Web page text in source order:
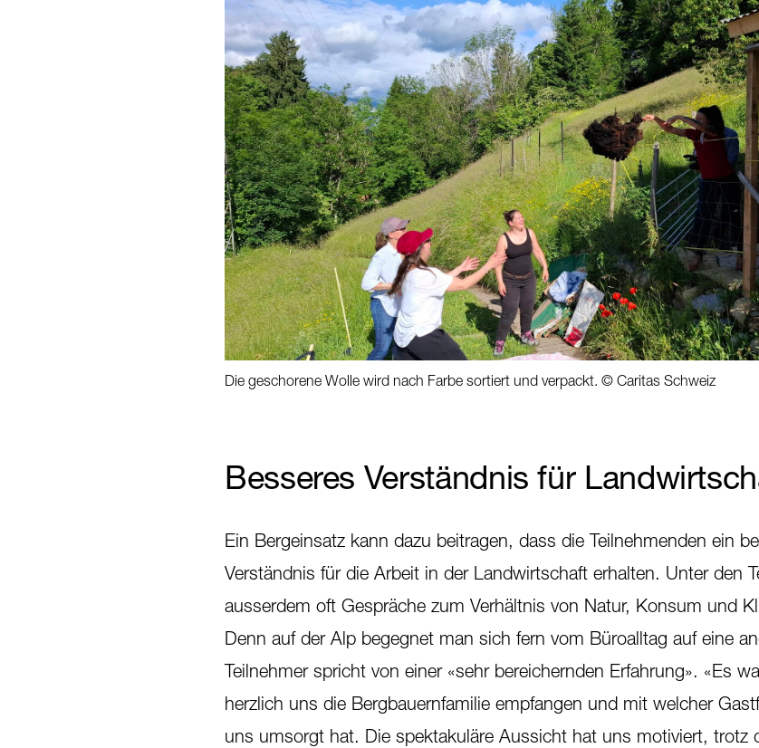
Die geschorene Wolle wird nach Farbe sortiert und verpackt. © Caritas Schweiz
Besseres Verständnis für
Ein Bergeinsatz kann dazu beitragen, dass die Teilnehmenden ein
Verständnis für die Arbeit in der Landwirtschaft erhalten. Unter den
ausserdem oft Gespräche zum Verhältnis von Natur, Konsum und
Denn auf der Alp begegnet man sich fern vom Büroalltag auf eine
Teilnehmer spricht von einer «sehr bereichernden Erfahrung». «Es
herzlich uns die Bergbauernfamilie empfangen und mit welcher
uns umsorgt hat. Die spektakuläre Aussicht hat uns motiviert, trotz